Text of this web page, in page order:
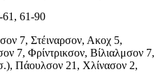
61, 61-90
7, Στέιναρσον, Ακοχ 5,
7, Φρίντρικσον, Βίλιαλμσον 7,
Πάουλσον 21, Χλίνασον 2,